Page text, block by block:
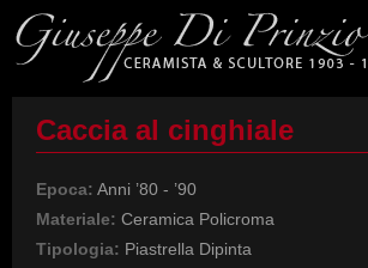
Caccia al cinghiale
Epoca: Anni ’80 - ’90
Materiale: Ceramica Policroma
Tipologia: Piastrella Dipinta